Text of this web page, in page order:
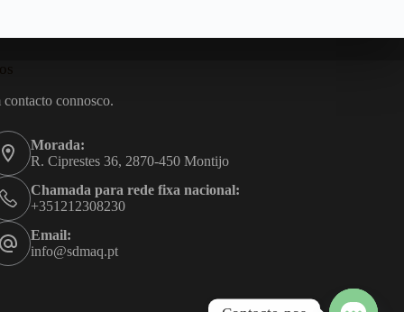
contacto connosco.
Morada:
R. Ciprestes 36, 2870-450 Montijo
Chamada para rede fixa nacional:
+351212308230
Email:
info@sdmaq.pt